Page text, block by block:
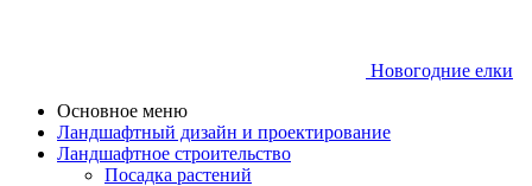
Новогодние елки
Основное меню
Ландшафтный дизайн и проектирование
Ландшафтное строительство
Посадка растений